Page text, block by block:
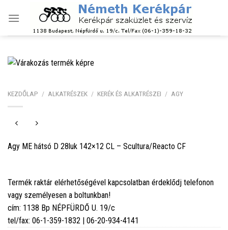
KEZDŐLAP / ALKATRÉSZEK / KERÉK ÉS ALKATRÉSZEI / AGY
Agy ME hátsó D 28luk 142×12 CL – Scultura/Reacto CF
Termék raktár elérhetőségével kapcsolatban érdeklődj telefonon
vagy személyesen a boltunkban!
cím: 1138 Bp NÉPFÜRDŐ U. 19/c
tel/fax: 06-1-359-1832 | 06-20-934-4141